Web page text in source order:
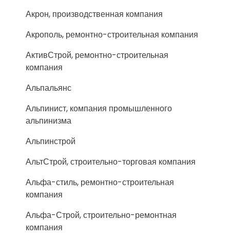
Акрон, производственная компания
Акрополь, ремонтно-строительная компания
АктивСтрой, ремонтно-строительная
компания
Альпальянс
Альпинист, компания промышленного
альпинизма
Альпинстрой
АльтСтрой, строительно-торговая компания
Альфа-стиль, ремонтно-строительная
компания
Альфа-Строй, строительно-ремонтная
компания